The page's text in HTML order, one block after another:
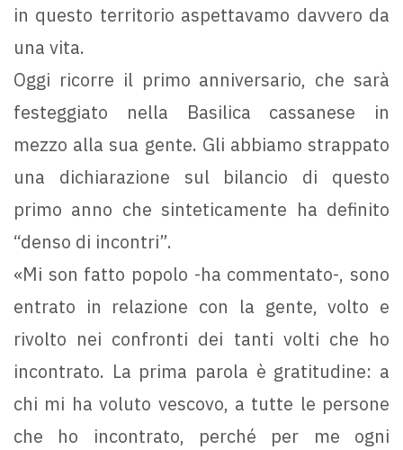
in questo territorio aspettavamo davvero da
una vita.
Oggi ricorre il primo anniversario, che sarà
festeggiato nella Basilica cassanese in
mezzo alla sua gente. Gli abbiamo strappato
una dichiarazione sul bilancio di questo
primo anno che sinteticamente ha definito
“denso di incontri”.
«Mi son fatto popolo -ha commentato-, sono
entrato in relazione con la gente, volto e
rivolto nei confronti dei tanti volti che ho
incontrato. La prima parola è gratitudine: a
chi mi ha voluto vescovo, a tutte le persone
che ho incontrato, perché per me ogni